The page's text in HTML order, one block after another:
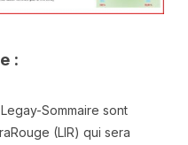
:
Sommaire sont
(LIR) qui sera